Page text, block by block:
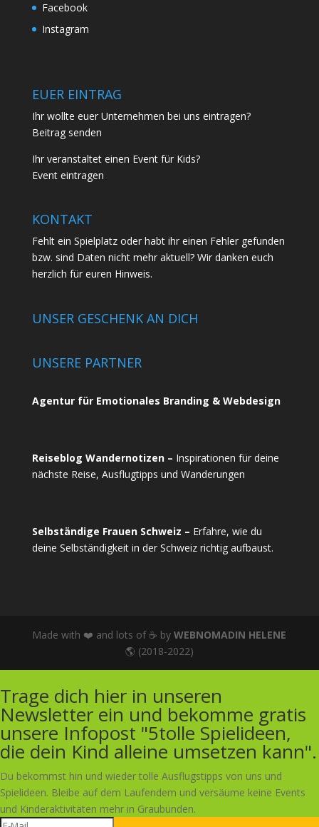
Facebook
Instagram
EUER EINTRAG
Ihr wollte euer Unternehmen bei uns eintragen?
Beitrag senden
Ihr veranstaltet einen Event für Kids?
Event eintragen
KONTAKT
Fehlt ein Spielplatz oder habt ihr einen Fehler gefunden
bzw. sind Daten nicht mehr aktuell? Wir danken euch
herzlich für euren Hinweis.
UNSER GESCHENK AN DICH
UNSERE PARTNER
Agentur für Emotionales Branding & Webdesign
Reiseblog Wandernotizen – Inspirationen für deine
nächste Reise, Ausflugtipps und Wanderungen
Selbständige Frauen Schweiz – Erfahre, wie du
deine Selbständigkeit in der Schweiz richtig aufbaust.
Made with ❤️ and lots of ☕ byWEBNOMADIN HELENE
🌎 (2018-2022)
Trage dich hier in unseren
Newsletter ein und bekomme gratis
unsere Infopost "5tolle Spielideen,
die dein Kind alleine umsetzen kann".
Du bekommst hin und wieder tolle Ausflugstipps von uns und
Spielideen. Bleibe auf dem Laufendem und versäume keine Events
und Kinderaktivitäten mehr in Graubünden.